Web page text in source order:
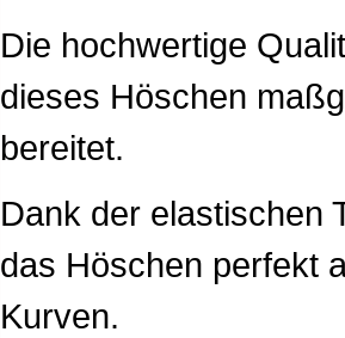
Die hochwertige
dieses Höschen
bereitet.
Dank der elastischen
das Höschen perfekt
Kurven.